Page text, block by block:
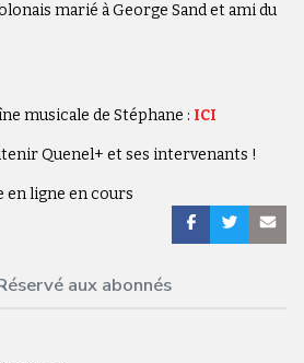
marié à George Sand et ami du
musicale de Stéphane : ICI
Quenel+ et ses intervenants !
en ligne en cours
aux abonnés